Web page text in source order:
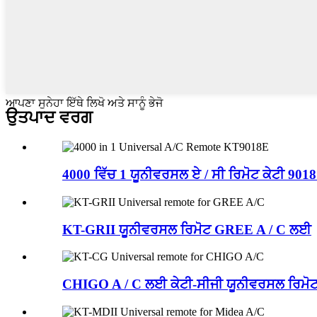
ਆਪਣਾ ਸੁਨੇਹਾ ਇੱਥੇ ਲਿਖੋ ਅਤੇ ਸਾਨੂੰ ਭੇਜੋ
ਉਤਪਾਦ ਵਰਗ
4000 ਵਿੱਚ 1 ਯੂਨੀਵਰਸਲ ਏ / ਸੀ ਰਿਮੋਟ ਕੇਟੀ
KT-GRII ਯੂਨੀਵਰਸਲ ਰਿਮੋਟ GREE A / C ਲਈ
CHIGO A / C ਲਈ ਕੇਟੀ-ਸੀਜੀ ਯੂਨੀਵਰਸਲ